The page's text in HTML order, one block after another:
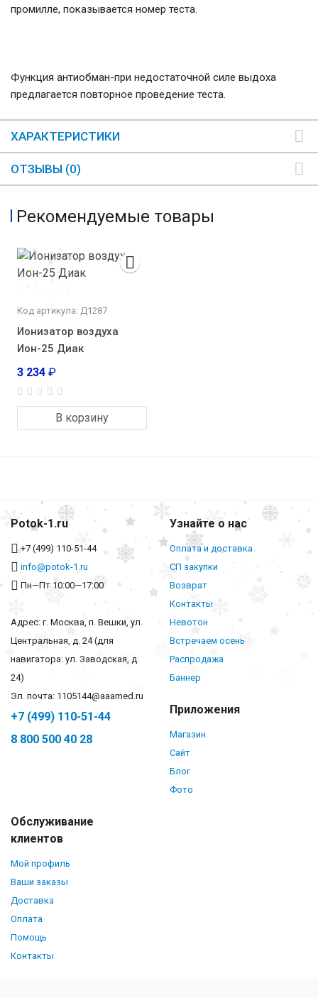
промилле, показывается номер теста.
Функция антиобман-при недостаточной силе выдоха
предлагается повторное проведение теста.
ХАРАКТЕРИСТИКИ
ОТЗЫВЫ (0)
Рекомендуемые товары
Код артикула: Д1287
Ионизатор воздуха
Ион-25 Диак
3 234 ₽
В корзину
Potok-1.ru
+7 (499) 110-51-44
info@potok-1.ru
Пн—Пт 10:00—17:00
Адрес: г. Москва, п. Вешки, ул.
Центральная, д. 24 (для
навигатора: ул. Заводская, д.
24)
Эл. почта: 1105144@aaamed.ru
+7 (499) 110-51-44
8 800 500 40 28
Узнайте о нас
Оплата и доставка
СП закупки
Возврат
Контакты
Невотон
Встречаем осень
Распродажа
Баннер
Приложения
Магазин
Сайт
Блог
Фото
Обслуживание
клиентов
Мой профиль
Ваши заказы
Доставка
Оплата
Помощь
Контакты